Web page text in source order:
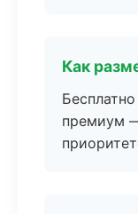
Как
премиум